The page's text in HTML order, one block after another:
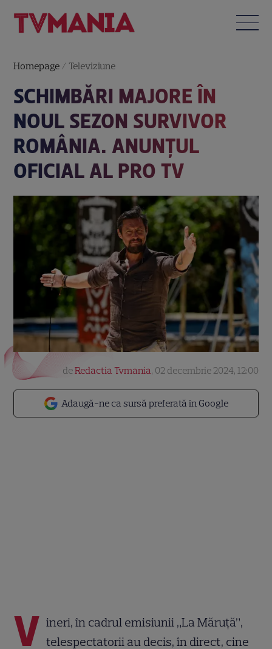
Homepage / Televiziune
SCHIMBĂRI MAJORE ÎN
NOUL SEZON SURVIVOR
ROMÂNIA. ANUNȚUL
OFICIAL AL PRO TV
Adaugă-ne ca sursă preferată în Google
deRedactia Tvmania, 02 decembrie 2024, 12:00
V ineri, în cadrul emisiunii „La Măruță”,
telespectatorii au decis, în direct, cine